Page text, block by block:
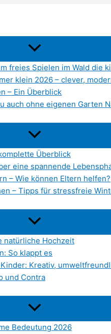
freies Spielen im Wald die
klein 2026 – clever,
– Ein Überblick
auch ohne eigenen Garten
Überblick
eine spannende
– Wie können Eltern helfen?
– Tipps für stressfreie
natürliche Hochzeit
So klappt es
Kreativ,
und Contra
Bedeutung 2026